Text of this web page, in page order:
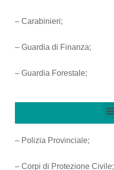
– Carabinieri;
– Guardia di Finanza;
– Guardia Forestale;
– Polizia Provinciale;
– Corpi di Protezione Civile;